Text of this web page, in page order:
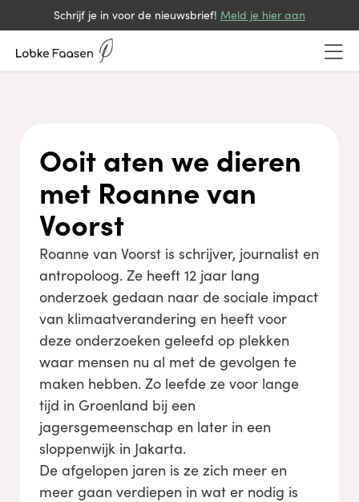
Schrijf je in voor de nieuwsbrief! Meld je hier aan
Ooit aten we dieren
met Roanne van
Voorst
Roanne van Voorst is schrijver, journalist en
antropoloog. Ze heeft 12 jaar lang
onderzoek gedaan naar de sociale impact
van klimaatverandering en heeft voor
deze onderzoeken geleefd op plekken
waar mensen nu al met de gevolgen te
maken hebben. Zo leefde ze voor lange
tijd in Groenland bij een
jagersgemeenschap en later in een
sloppenwijk in Jakarta.
De afgelopen jaren is ze zich meer en
meer gaan verdiepen in wat er nodig is